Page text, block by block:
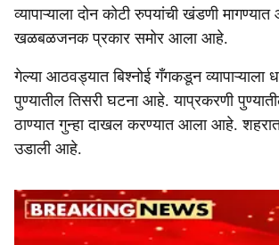
r
व्यापाऱ्याला दोन कोटी रुपयांची खंडणी
खळबळजनक प्रकार समोर आला आहे.
गेल्या आठवड्यात बिश्नोई गँगकडून व्यापाऱ्याला
पुण्यातील तिसरी घटना आहे. याप्रकरणी
ठाण्यात गुन्हा दाखल करण्यात आला आहे.
उडाली आहे.